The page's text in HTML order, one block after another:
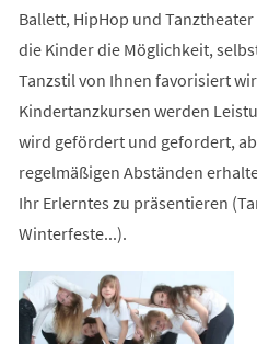
Ballett, HipHop und
die Kinder die Möglichkeit,
Tanzstil von Ihnen favorisiert
Kindertanzkursen werden
wird gefördert und gefordert,
regelmäßigen Abständen
Ihr Erlerntes zu präsentieren
Winterfeste...).